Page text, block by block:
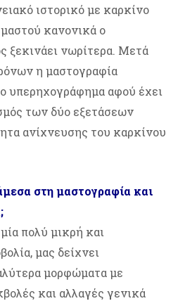
ιστορικό με καρκίνο
κανονικά ο
ξεκινάει νωρίτερα. Μετά
η μαστογραφία
υπερηχογράφημα αφού έχει
των δύο εξετάσεων
ανίχνευσης του καρκίνου
στη μαστογραφία και
πολύ μικρή και
μας δείχνει
μορφώματα με
και αλλαγές γενικά